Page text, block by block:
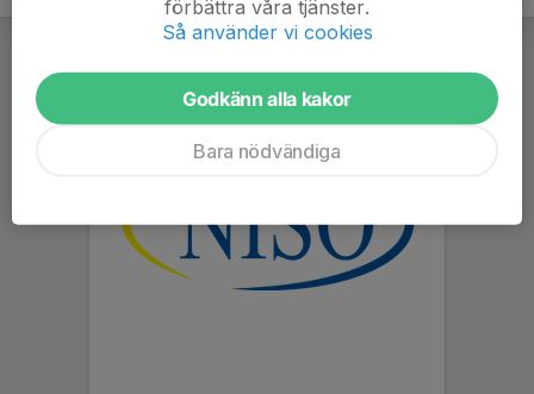
förbättra våra tjänster.
Så använder vi cookies
Godkänn alla kakor
Bara nödvändiga